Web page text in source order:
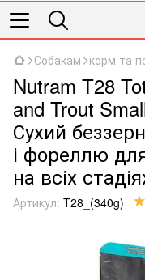
Собакам корм та
Nutram T28
and Trout
Сухий
і фореллю
на всіх
Артикул: T28_(340g)